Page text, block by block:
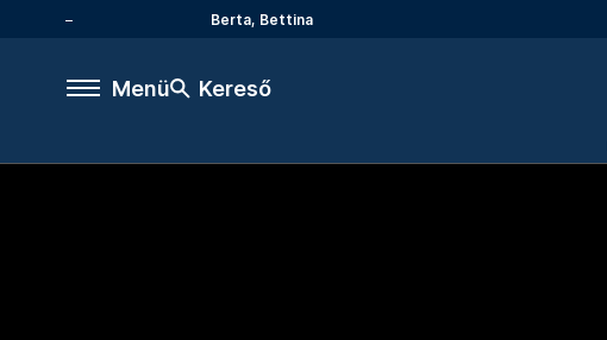
Berta, Bettina
Menü Kereső